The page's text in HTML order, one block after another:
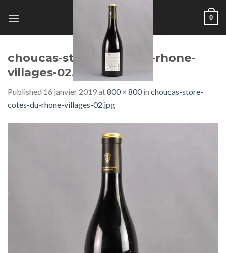
0
choucas-store-cotes-du-rhone-
villages-02.jpg
Published 16 janvier 2019at800 × 800in choucas-store-
cotes-du-rhone-villages-02.jpg